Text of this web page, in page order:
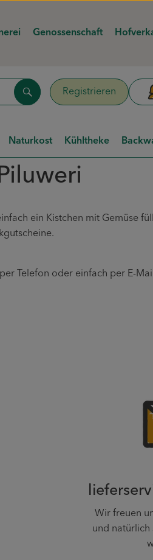
Genossenschaft
Registrieren
Suchen
Naturkost Kühltheke
ein Kistchen mit Gemüse
Telefon oder einfach per E-
Wir freuen
und natürlich